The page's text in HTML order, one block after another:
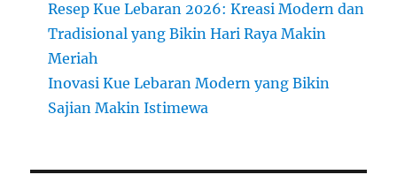
Resep Kue Lebaran 2026: Kreasi Modern dan
Tradisional yang Bikin Hari Raya Makin
Meriah
Inovasi Kue Lebaran Modern yang Bikin
Sajian Makin Istimewa